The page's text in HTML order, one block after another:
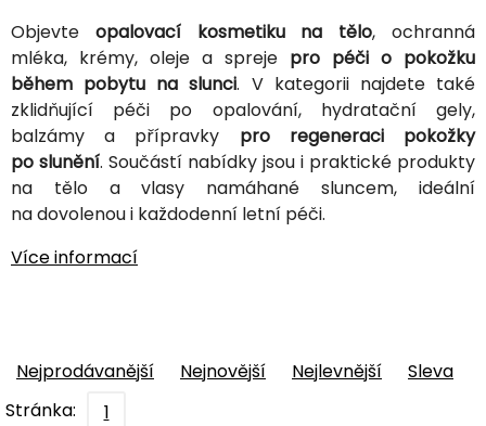
Objevte opalovací kosmetiku na tělo, ochranná
mléka, krémy, oleje a spreje pro péči o pokožku
během pobytu na slunci. V kategorii najdete také
zklidňující péči po opalování, hydratační gely,
balzámy a přípravky pro regeneraci pokožky
po slunění. Součástí nabídky jsou i praktické produkty
na tělo a vlasy namáhané sluncem, ideální
na dovolenou i každodenní letní péči.
Více informací
Nejprodávanější Nejnovější Nejlevnější
Sleva
Stránka:
1